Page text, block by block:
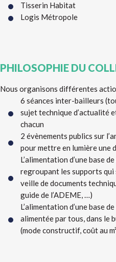
Tisserin Habitat
Logis Métropole
PHILOSOPHIE DU
Nous organisons différentes
6 séances inter-bailleurs
sujet technique d’actualité
chacun
2 évènements publics sur
pour mettre en lumière une
L’alimentation d’une base
regroupant les supports
veille de documents
guide de l’ADEME, …)
L’alimentation d’une base
alimentée par tous, dans le
(mode constructif, coût au